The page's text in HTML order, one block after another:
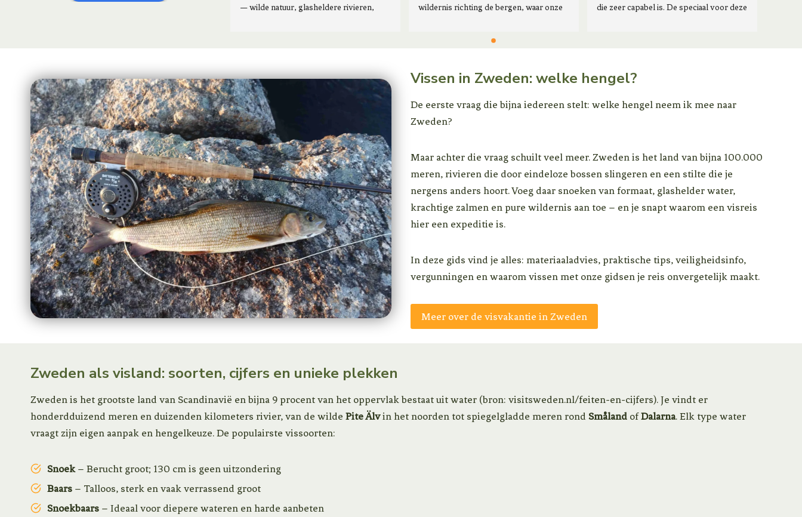
— wilde natuur, glasheldere rivieren,
avonden bij het kampvuur.Mark en zijn
team zorgden voor een geweldige reis
vol avontuur en nieuwe vriendschappen
die elk moment bijzonder maakte.Een
absolute aanrader voor iedereen die op
zoek is naar een echt wildernis-avontuur
in Zweden (en van vissen in de
ongerepte natuur houdt!)
wildernis richting de bergen, waar onze
diner, goede wijn en verhalen over de
wakker met een stralende zon en
eerste stop haakte Ross een prachtige
vlagzalm bij zijn allereerste worp – het
eigenaar van Marco Polo Adventures,
een enorme bruine forel van ruim vijf kilo
in een klein zijstroompje. De lijn brak,
maar de aanblik van die vis zal nooit
vergeten worden.We peddelden verder
enorme snoek bij de boot en sloten elke
dag af met gerookte vis, lekkere
visavonturen van mijn leven: pure,
die zeer capabel is. De speciaal voor deze
aanrader!
Vissen in Zweden: welke hengel?
De eerste vraag die bijna iedereen stelt: welke hengel neem ik mee naar
Zweden?
Maar achter die vraag schuilt veel meer. Zweden is het land van bijna 100.000
meren, rivieren die door eindeloze bossen slingeren en een stilte die je
nergens anders hoort. Voeg daar snoeken van formaat, glashelder water,
krachtige zalmen en pure wildernis aan toe – en je snapt waarom een visreis
hier een expeditie is.
In deze gids vind je alles: materiaaladvies, praktische tips, veiligheidsinfo,
vergunningen en waarom vissen met onze gidsen je reis onvergetelijk maakt.
Meer over de visvakantie in Zweden
Zweden als visland: soorten, cijfers en unieke plekken
Zweden is het grootste land van Scandinavië en bijna 9 procent van het oppervlak bestaat uit water (bron: visitsweden.nl/feiten-en-cijfers). Je vindt er
honderdduizend meren en duizenden kilometers rivier, van de wilde Pite Älvin het noorden tot spiegelgladde meren rond Småland ofDalarna. Elk type water
vraagt zijn eigen aanpak en hengelkeuze. De populairste vissoorten:
Snoek– Berucht groot; 130 cm is geen uitzondering
Baars – Talloos, sterk en vaak verrassend groot
Snoekbaars – Ideaal voor diepere wateren en harde aanbeten